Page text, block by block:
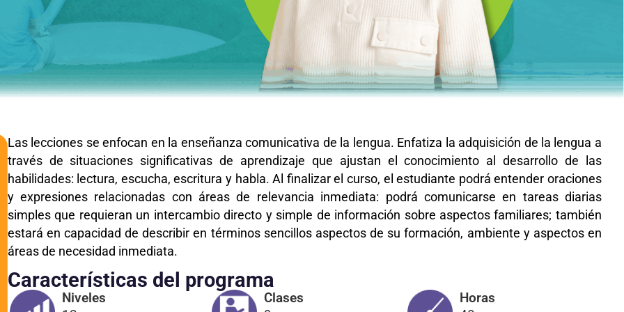
Las lecciones se enfocan en la enseñanza comunicativa de la lengua. Enfatiza la adquisición de la lengua a
través de situaciones significativas de aprendizaje que ajustan el conocimiento al desarrollo de las
habilidades: lectura, escucha, escritura y habla. Al finalizar el curso, el estudiante podrá entender oraciones
y expresiones relacionadas con áreas de relevancia inmediata: podrá comunicarse en tareas diarias
simples que requieran un intercambio directo y simple de información sobre aspectos familiares; también
estará en capacidad de describir en términos sencillos aspectos de su formación, ambiente y aspectos en
áreas de necesidad inmediata.
Características del programa
Niveles
Clases
Horas